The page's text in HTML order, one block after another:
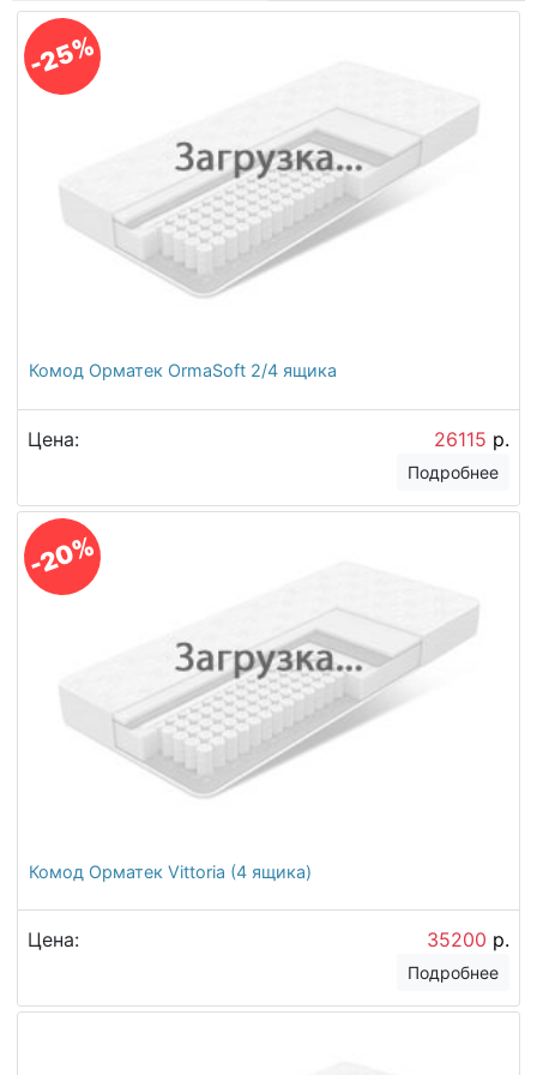
-25%
Комод Орматек OrmaSoft 2/4 ящика
Цена: 26115 р.
Подробнее
-20%
Комод Орматек Vittoria (4 ящика)
Цена: 35200 р.
Подробнее